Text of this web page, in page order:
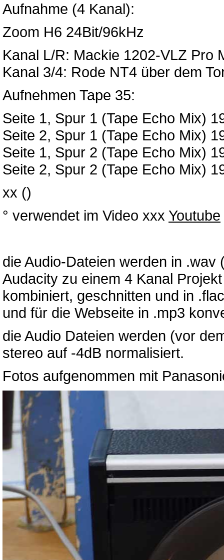
Aufnahme (4 Kanal):
Zoom H6 24Bit/96kHz
Kanal L/R: Mackie 1202-VLZ Pro
Kanal 3/4: Rode NT4 über dem
Aufnehmen Tape 35:
Seite 1, Spur 1 (Tape Echo Mix)
Seite 2, Spur 1 (Tape Echo Mix)
Seite 1, Spur 2 (Tape Echo Mix)
Seite 2, Spur 2 (Tape Echo Mix)
xx ()
° verwendet im Video xxx Youtube
die Audio-Dateien werden in
Audacity zu einem 4 Kanal
kombiniert, geschnitten und in
und für die Webseite in .mp3
die Audio Dateien werden (vor
stereo auf -4dB normalisiert.
Fotos aufgenommen mit